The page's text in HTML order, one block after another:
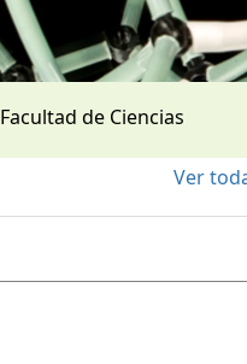
Facultad de Ciencias
Ver